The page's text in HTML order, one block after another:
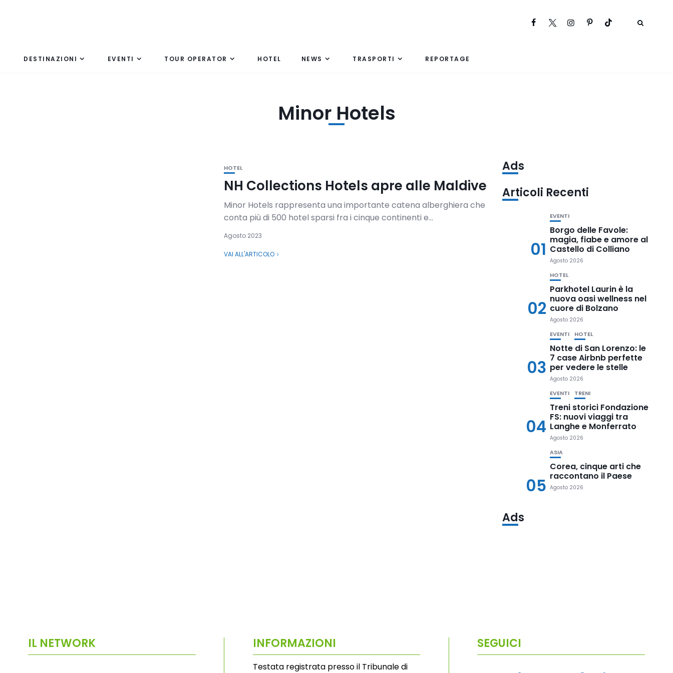
DESTINAZIONI EVENTI TOUR OPERATOR HOTEL NEWS TRASPORTI REPORTAGE
Minor Hotels
HOTEL
NH Collections Hotels apre alle Maldive
Minor Hotels rappresenta una importante catena alberghiera che
conta più di 500 hotel sparsi fra i cinque continenti e...
Agosto 2023
VAI ALL'ARTICOLO
Ads
Articoli Recenti
01
EVENTI
Borgo delle Favole:
magia, fiabe e amore al
Castello di Colliano
Agosto 2026
02
HOTEL
Parkhotel Laurin è la
nuova oasi wellness nel
cuore di Bolzano
Agosto 2026
03
EVENTI HOTEL
Notte di San Lorenzo: le
7 case Airbnb perfette
per vedere le stelle
Agosto 2026
04
EVENTI TRENI
Treni storici Fondazione
FS: nuovi viaggi tra
Langhe e Monferrato
Agosto 2026
05
ASIA
Corea, cinque arti che
raccontano il Paese
Agosto 2026
Ads
IL NETWORK INFORMAZIONI
Testata registrata presso il Tribunale di
SEGUICI